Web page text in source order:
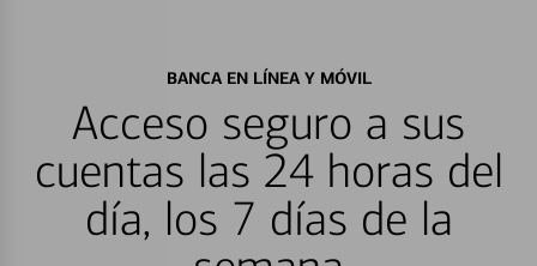
BANCA EN LÍNEA Y MÓVIL
Acceso seguro a sus
cuentas las 24 horas del
día, los 7 días de la